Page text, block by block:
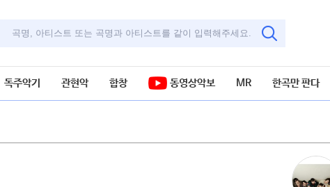
독주악기 관현악 합창 동영상악보 MR 한곡만 판다